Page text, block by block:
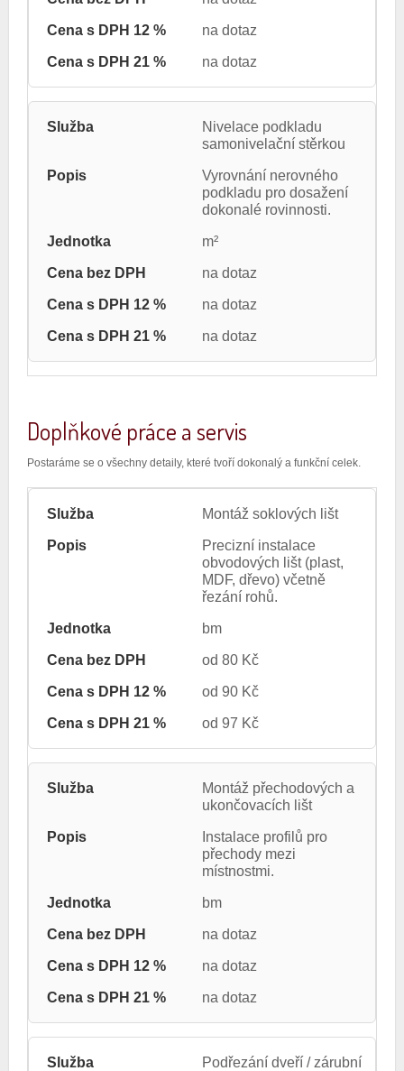
na dotaz
na dotaz
Nivelace podkladu
samonivelační stěrkou
Vyrovnání nerovného
podkladu pro dosažení
dokonalé rovinnosti.
m²
na dotaz
na dotaz
na dotaz
Doplňkové práce a servis
Postaráme se o všechny detaily, které tvoří dokonalý a funkční celek.
Montáž soklových lišt
Precizní instalace
obvodových lišt (plast,
MDF, dřevo) včetně
řezání rohů.
bm
od 80 Kč
od 90 Kč
od 97 Kč
Montáž přechodových a
ukončovacích lišt
Instalace profilů pro
přechody mezi
místnostmi.
bm
na dotaz
na dotaz
na dotaz
Podřezání dveří / zárubní